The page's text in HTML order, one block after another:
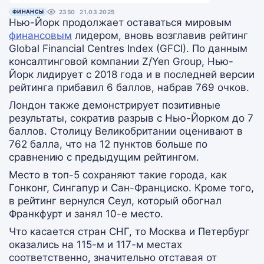
ФИНАНСЫ 2350 21.03.2025
Нью-Йорк продолжает оставаться мировым
финансовым лидером, вновь возглавив рейтинг
Global Financial Centres Index (GFCI). По данным
консалтинговой компании Z/Yen Group, Нью-
Йорк лидирует с 2018 года и в последней версии
рейтинга прибавил 6 баллов, набрав 769 очков.
Лондон также демонстрирует позитивные
результаты, сократив разрыв с Нью-Йорком до 7
баллов. Столицу Великобритании оценивают в
762 балла, что на 12 пунктов больше по
сравнению с предыдущим рейтингом.
Место в топ-5 сохраняют такие города, как
Гонконг, Сингапур и Сан-Франциско. Кроме того,
в рейтинг вернулся Сеул, который обогнал
Франкфурт и занял 10-е место.
Что касается стран СНГ, то Москва и Петербург
оказались на 115-м и 117-м местах
соответственно, значительно отставая от